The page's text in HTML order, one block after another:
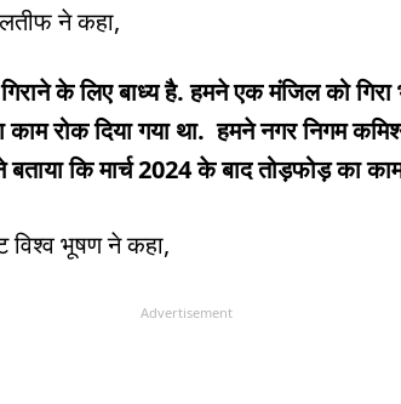
लतीफ ने कहा,
के लिए बाध्य है. हमने एक मंजिल को गिरा
रोक दिया गया था. हमने नगर निगम
कि मार्च 2024 के बाद तोड़फोड़ का
भूषण ने कहा,
Advertisement